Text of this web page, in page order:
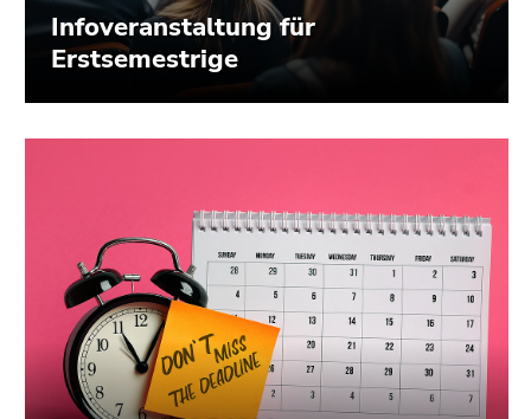
Infoveranstaltung für
Erstsemestrige